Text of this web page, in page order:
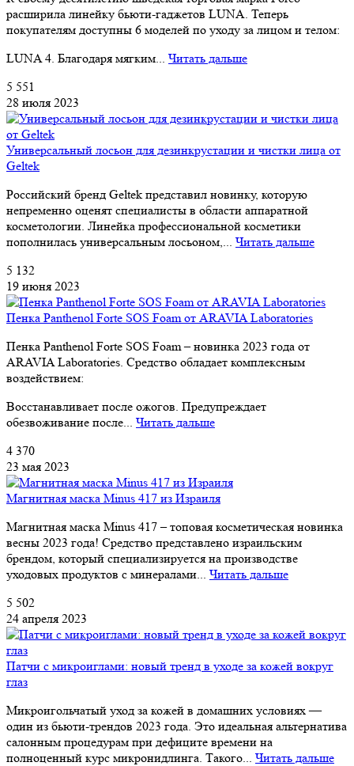
расширила линейку бьюти-гаджетов LUNA. Теперь
покупателям доступны 6 моделей по уходу за лицом и телом:
LUNA 4. Благодаря мягким... Читать дальше
5 551
28 июля 2023
Универсальный лосьон для дезинкрустации и чистки лица от
Geltek
Российский бренд Geltek представил новинку, которую
непременно оценят специалисты в области аппаратной
косметологии. Линейка профессиональной косметики
пополнилась универсальным лосьоном,... Читать дальше
5 132
19 июня 2023
Пенка Panthenol Forte SOS Foam от ARAVIA Laboratories
Пенка Panthenol Forte SOS Foam – новинка 2023 года от
ARAVIA Laboratories. Средство обладает комплексным
воздействием:
Восстанавливает после ожогов. Предупреждает
обезвоживание после... Читать дальше
4 370
23 мая 2023
Магнитная маска Minus 417 из Израиля
Магнитная маска Minus 417 – топовая косметическая новинка
весны 2023 года! Средство представлено израильским
брендом, который специализируется на производстве
уходовых продуктов с минералами... Читать дальше
5 502
24 апреля 2023
Патчи с микроиглами: новый тренд в уходе за кожей вокруг
глаз
Микроигольчатый уход за кожей в домашних условиях —
один из бьюти-трендов 2023 года. Это идеальная альтернатива
салонным процедурам при дефиците времени на
полноценный курс микронидлинга. Такого... Читать дальше